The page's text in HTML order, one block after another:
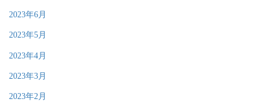
2023年6月
2023年5月
2023年4月
2023年3月
2023年2月